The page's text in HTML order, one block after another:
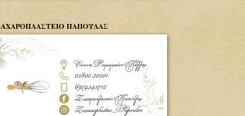
ΠΑΠΟΥΛΑΣ